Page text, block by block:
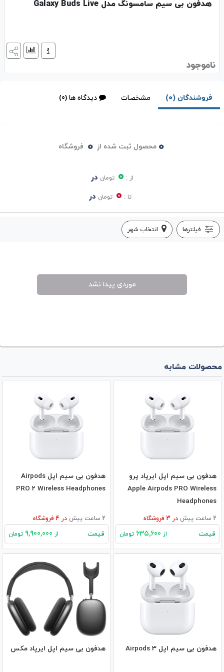
هدفون بی سیم سامسونگ مدل Galaxy Buds Live
ناموجود
فروشندگان (0) مشخصات دیدگاه ها (0)
0 محصول ثبت شده از 0 فروشگاه
از : 0 تومان در
تا : 0 تومان در
فیلترها انتخاب شهر
موردی پیدا نشد
محصولات مشابه
هدفون بی‌ سیم اپل ایرپاد پرو
Apple Airpods PRO Wireless
Headphones
2 ساعت پیش در فروشگاه
قیمت از تومان
هدفون بی‌ سیم اپل Airpods
PRO 2 Wireless Headphones
2 ساعت پیش در فروشگاه
قیمت از تومان
هدفون بی‌ سیم اپل Airpods 3 هدفون بی‌ سیم اپل ایرپاد مکس